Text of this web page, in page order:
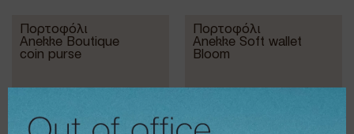
Πορτοφόλι
Anekke Boutique
coin purse
Πορτοφόλι
Anekke Soft wallet
Bloom